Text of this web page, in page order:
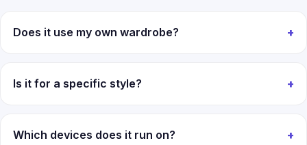
Does it use my own wardrobe?
Is it for a specific style?
Which devices does it run on?